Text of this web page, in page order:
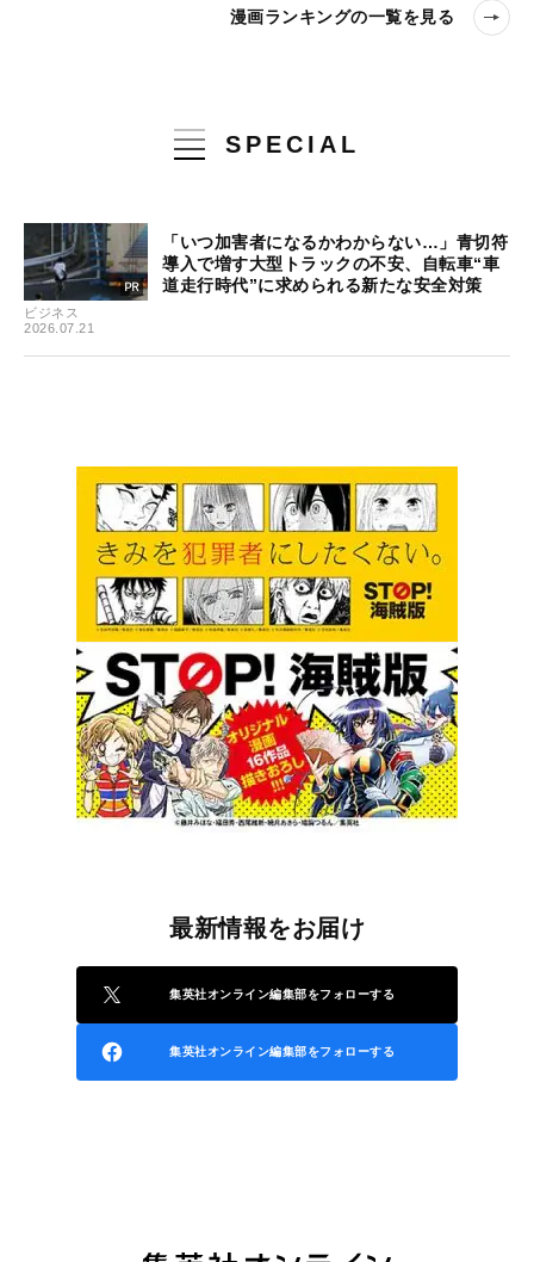
漫画ランキングの一覧を見る
SPECIAL
ビジネス
2026.07.21
「いつ加害者になるかわからない…」青切符
導入で増す大型トラックの不安、自転車“車
道走行時代”に求められる新たな安全対策
最新情報をお届け
集英社オンライン編集部をフォローする
集英社オンライン編集部をフォローする